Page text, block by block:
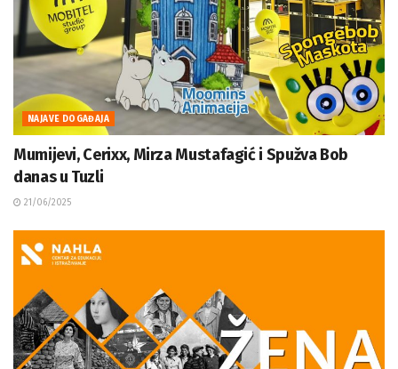
NAJAVE DOGAĐAJA
Mumijevi, Cerixx, Mirza Mustafagić i Spužva Bob
danas u Tuzli
21/06/2025